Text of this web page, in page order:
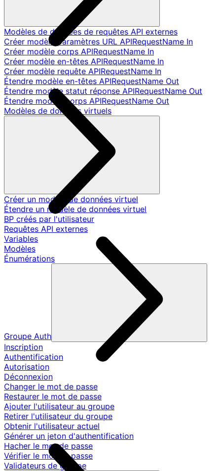
Modèles de données de requêtes API externes
Créer modèle paramètres URL APIRequestName In
Créer modèle corps APIRequestName In
Créer modèle en-têtes APIRequestName In
Créer modèle requête APIRequestName In
Étendre modèle en-têtes APIRequestName Out
Étendre modèle statut réponse APIRequestName Out
Étendre modèle corps APIRequestName Out
Modèles de données virtuels
Créer un modèle de données virtuel
Étendre un modèle de données virtuel
BP créés par l'utilisateur
Requêtes API externes
Variables
Modèles
Énumérations
Groupe Auth
Inscription
Authentification
Autorisation
Déconnexion
Changer le mot de passe
Restaurer le mot de passe
Ajouter l'utilisateur au groupe
Retirer l'utilisateur du groupe
Obtenir l'utilisateur actuel
Générer un jeton d'authentification
Hacher le mot de passe
Vérifier le mot de passe
Validateurs de groupe